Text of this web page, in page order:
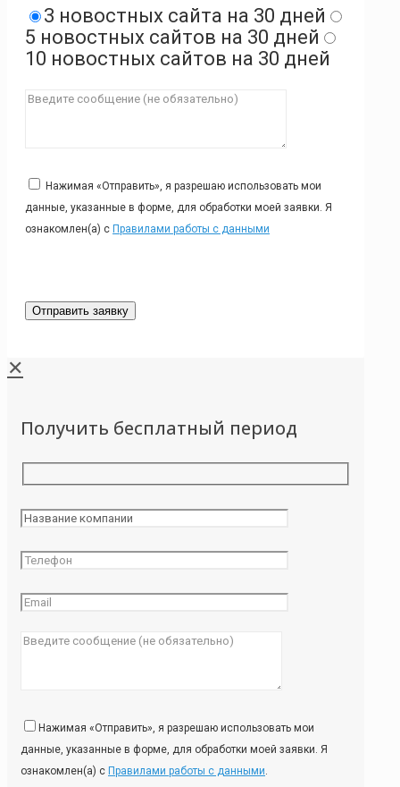
3 новостных сайта на 30 дней
5 новостных сайтов на 30 дней
10 новостных сайтов на 30 дней
Нажимая «Отправить», я разрешаю использовать мои
данные, указанные в форме, для обработки моей заявки. Я
ознакомлен(а) с Правилами работы с данными
✕
Получить бесплатный период
Нажимая «Отправить», я разрешаю использовать мои
данные, указанные в форме, для обработки моей заявки. Я
ознакомлен(а) с Правилами работы с данными.